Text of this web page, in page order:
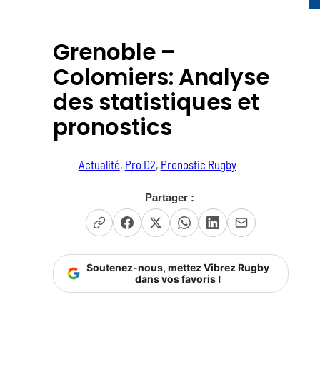
Grenoble –
Colomiers: Analyse
des statistiques et
pronostics
Actualité, Pro D2, Pronostic Rugby
Partager :
Soutenez-nous, mettez Vibrez Rugby
dans vos favoris !